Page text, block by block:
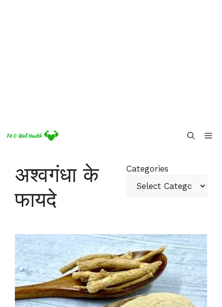
अश्वगंधा के
फायदे
Categories